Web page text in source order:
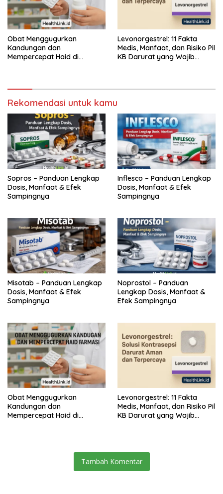
Obat Menggugurkan
Kandungan dan
Mempercepat Haid di
Levonorgestrel: 11 Fakta
Medis, Manfaat, dan Risiko Pil
KB Darurat yang Wajib
Rekomendasi untuk kamu
Sopros – Panduan Lengkap
Dosis, Manfaat & Efek
Sampingnya
Inflesco – Panduan Lengkap
Dosis, Manfaat & Efek
Sampingnya
Misotab – Panduan Lengkap
Dosis, Manfaat & Efek
Sampingnya
Noprostol – Panduan
Lengkap Dosis, Manfaat &
Efek Sampingnya
Obat Menggugurkan
Kandungan dan
Mempercepat Haid di
Levonorgestrel: 11 Fakta
Medis, Manfaat, dan Risiko Pil
KB Darurat yang Wajib
Tambah Komentar